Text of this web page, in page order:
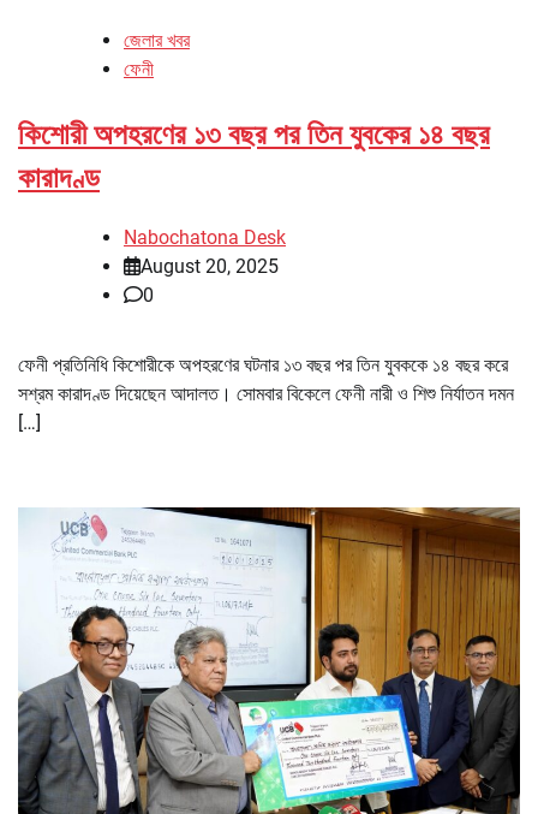
জেলার খবর
ফেনী
কিশোরী অপহরণের ১৩ বছর পর তিন যুবকের ১৪ বছর
কারাদণ্ড
Nabochatona Desk
August 20, 2025
0
ফেনী প্রতিনিধি কিশোরীকে অপহরণের ঘটনার ১৩ বছর পর তিন যুবককে ১৪ বছর করে
সশ্রম কারাদণ্ড দিয়েছেন আদালত। সোমবার বিকেলে ফেনী নারী ও শিশু নির্যাতন দমন
[…]